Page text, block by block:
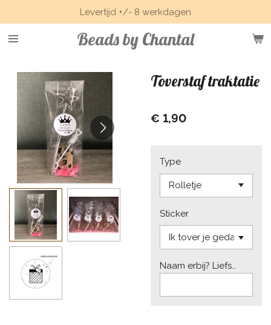
direct
naar
hoofdinhoud
Beads by Chantal
Levertijd +/- 8 werkdagen
Toverstaf traktatie
€ 1,90
Type
Sticker
Naam erbij? Liefs…